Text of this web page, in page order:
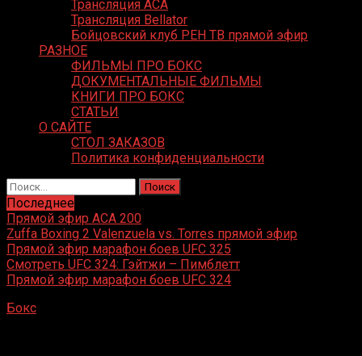
Трансляция ACA
Трансляция Bellator
Бойцовский клуб РЕН ТВ прямой эфир
РАЗНОЕ
ФИЛЬМЫ ПРО БОКС
ДОКУМЕНТАЛЬНЫЕ ФИЛЬМЫ
КНИГИ ПРО БОКС
СТАТЬИ
О САЙТЕ
СТОЛ ЗАКАЗОВ
Политика конфиденциальности
Найти:
Последнее
Прямой эфир ACA 200
Zuffa Boxing 2 Valenzuela vs. Torres прямой эфир
Прямой эфир марафон боев UFC 325
Смотреть UFC 324: Гэйтжи – Пимблетт
Прямой эфир марафон боев UFC 324
Бокс